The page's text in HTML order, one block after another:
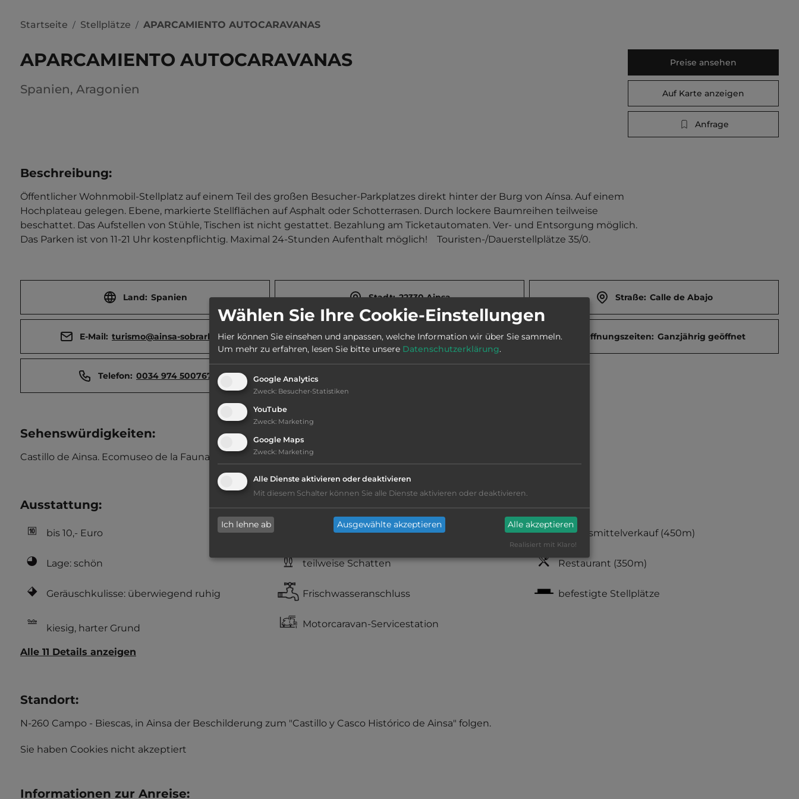
Startseite / Stellplätze / APARCAMIENTO AUTOCARAVANAS
APARCAMIENTO AUTOCARAVANAS
Spanien, Aragonien
Preise ansehen
Auf Karte anzeigen
Anfrage
Beschreibung:
Öffentlicher Wohnmobil-Stellplatz auf einem Teil des großen Besucher-Parkplatzes direkt hinter der Burg von Aínsa. Auf einem
Hochplateau gelegen. Ebene, markierte Stellflächen auf Asphalt oder Schotterrasen. Durch lockere Baumreihen teilweise
beschattet. Das Aufstellen von Stühle, Tischen ist nicht gestattet. Bezahlung am Ticketautomaten. Ver- und Entsorgung möglich.
Das Parken ist von 11-21 Uhr kostenpflichtig. Maximal 24-Stunden Aufenthalt möglich!    Touristen-/Dauerstellplätze 35/0.
Land: Spanien Stadt: 22330 Ainsa Straße: Calle de Abajo
E-Mail: turismo@ainsa-sobrarbe.es Webseite: villadeainsa.com Öffnungszeiten: Ganzjährig geöffnet
Telefon: 0034 974 500767
Sehenswürdigkeiten:
Castillo de Ainsa. Ecomuseo de la Fauna. Historische Altstadt.
Ausstattung:
bis 10,- Euro
Lage: schön
Geräuschkulisse: überwiegend ruhig
kiesig, harter Grund
Grasgelände, Wiese
teilweise Schatten
Frischwasseranschluss
Motorcaravan-Servicestation
Lebensmittelverkauf(450m)
Restaurant (350m)
befestigte Stellplätze
Alle 11 Details anzeigen
Standort:
N-260 Campo - Biescas, in Ainsa der Beschilderung zum "Castillo y Casco Histórico de Ainsa" folgen.
Sie haben Cookies nicht akzeptiert
Informationen zur Anreise:
Wählen Sie Ihre Cookie-Einstellungen
Hier können Sie einsehen und anpassen, welche Information wir über Sie sammeln.
Um mehr zu erfahren, lesen Sie bitte unsere Datenschutzerklärung.
Google Analytics
Zweck: Besucher-Statistiken
YouTube
Zweck: Marketing
Google Maps
Zweck: Marketing
Alle Dienste aktivieren oder deaktivieren
Mit diesem Schalter können Sie alle Dienste aktivieren oder deaktivieren.
Ich lehne ab Ausgewählte akzeptieren Alle akzeptieren
Realisiert mit Klaro!